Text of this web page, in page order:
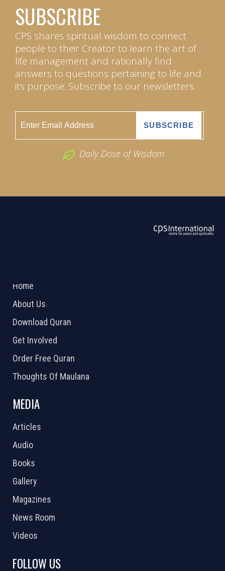
SUBSCRIBE
CPS shares spiritual wisdom to connect
people to their Creator to learn the art of
life management and rationally find
answers to questions pertaining to life and
its purpose. Subscribe to our newsletters.
Daily Dose of Wisdom
Home
About Us
Download Quran
Get Involved
Order Free Quran
Thoughts Of Maulana
MEDIA
Articles
Audio
Books
Gallery
Magazines
News Room
Videos
FOLLOW US